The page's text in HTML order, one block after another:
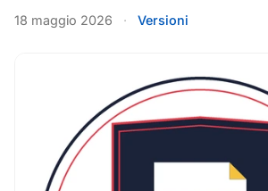
18 maggio 2026 · Versioni